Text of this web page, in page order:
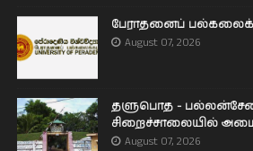
பேராதனைப்
August 07, 2026
தளுபொத - பல்லன்சேன
சிறைச்சாலையில்
August 07, 2026